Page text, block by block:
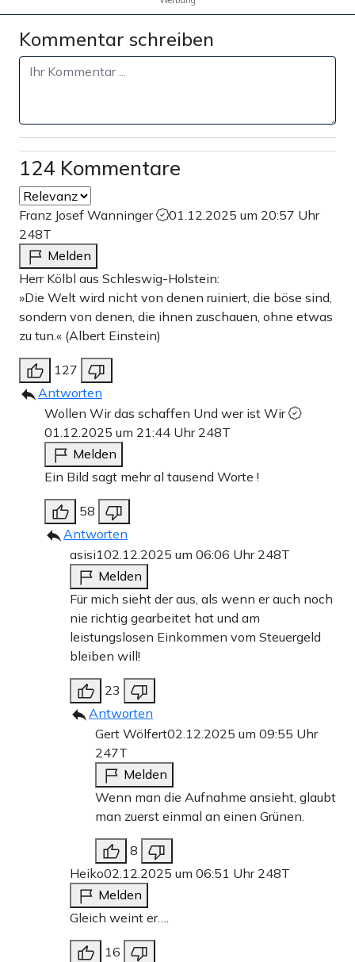
Kommentar schreiben
124 Kommentare
Franz Josef Wanninger
01.12.2025 um 20:57 Uhr
248T
Melden
Herr Kölbl aus Schleswig-Holstein:
»Die Welt wird nicht von denen ruiniert, die böse sind,
sondern von denen, die ihnen zuschauen, ohne etwas
zu tun.« (Albert Einstein)
127
Antworten
Wollen Wir das schaffen Und wer ist Wir
01.12.2025 um 21:44 Uhr 248T
Melden
Ein Bild sagt mehr al tausend Worte !
58
Antworten
asisi102.12.2025 um 06:06 Uhr 248T
Melden
Für mich sieht der aus, als wenn er auch noch
nie richtig gearbeitet hat und am
leistungslosen Einkommen vom Steuergeld
bleiben will!
23
Antworten
Gert Wölfert02.12.2025 um 09:55 Uhr
247T
Melden
Wenn man die Aufnahme ansieht, glaubt
man zuerst einmal an einen Grünen.
8
Heiko02.12.2025 um 06:51 Uhr 248T
Melden
Gleich weint er….
16